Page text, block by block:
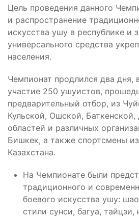
Цель проведения данного
и распространение
искусства ушу в республике и
универсального средства
населения.
Чемпионат продлился два дня,
участие 250 ушуистов,
предварительный отбор, из
Кульской, Ошской,
областей и различных
Бишкек, а также спортсмены
Казахстана.
На Чемпионате были
традиционного и
боевого искусства ушу:
стили сунси, багуа,